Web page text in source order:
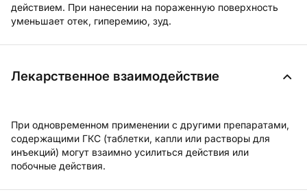
действием. При нанесении на пораженную поверхность
уменьшает отек, гиперемию, зуд.
Лекарственное взаимодействие
При одновременном применении с другими препаратами,
содержащими ГКС (таблетки, капли или растворы для
инъекций) могут взаимно усилиться действия или
побочные действия.